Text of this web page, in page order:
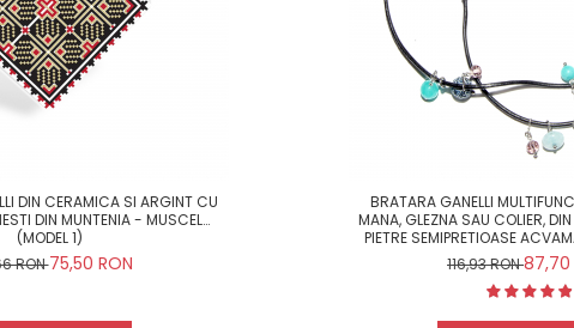
DIN CERAMICA SI ARGINT CU
DIN MUNTENIA - MUSCEL
(MODEL 1)
RON75,50 RON
BRATARA GANELLI
MANA, GLEZNA SAU COLIER, DIN
PIETRE SEMIPRETIOASE
AGATE
116,93 RON87,70